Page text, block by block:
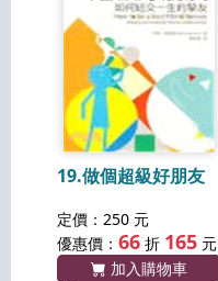
19.做個超級好朋友
定價：250 元
優惠價： 66 折 165 元
加入購物車